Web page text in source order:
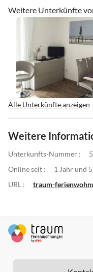
Weitere Unterkünfte
Alle Unterkünfte anzeigen
Weitere
Unterkunfts-Nummer :
Online seit :
1 Jahr und
URL :
traum-